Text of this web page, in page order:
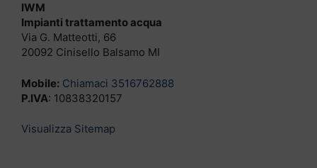
IWM
Impianti trattamento acqua
Via G. Matteotti, 66
20092 Cinisello Balsamo MI
Mobile: Chiamaci 3516762888
P.IVA: 10838320157
Visualizza Sitemap